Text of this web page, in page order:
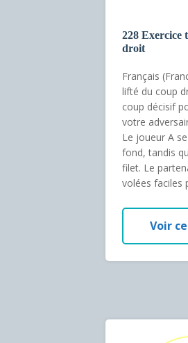
228 Exercice
droit
Français
lifté du coup
coup décisif
votre
Le joueur A
fond, tandis
filet. Le
volées faciles
Voir